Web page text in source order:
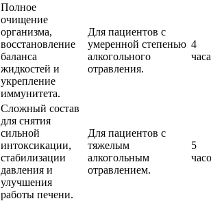
Полное
очищение
организма,
восстановление
баланса
жидкостей и
укрепление
иммунитета.
Для пациентов с
умеренной степенью
алкогольного
отравления.
4
часа
Сложный состав
для снятия
сильной
интоксикации,
стабилизации
давления и
улучшения
работы печени.
Для пациентов с
тяжелым
алкогольным
отравлением.
5